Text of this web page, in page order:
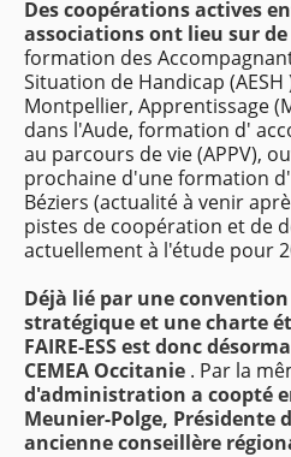
Des coopérations actives
associations ont lieu sur
formation des
Situation de Handicap
Montpellier, Apprentissage
dans l'Aude, formation d'
au parcours de vie (APPV),
prochaine d'une formation
Béziers (actualité à venir
pistes de coopération et de
actuellement à l'étude pour
Déjà lié par une
stratégique et une charte
FAIRE-ESS est donc
CEMEA Occitanie . Par la
d'administration a coopté
Meunier-Polge, Présidente
ancienne conseillère